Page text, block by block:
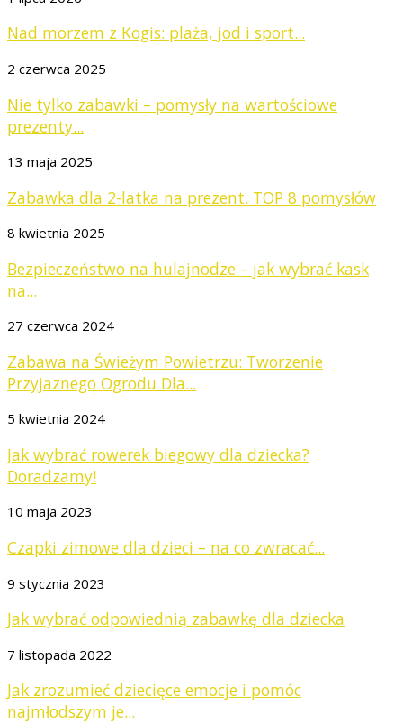
Nad morzem z Kogis: plaża, jod i sport...
2 czerwca 2025
Nie tylko zabawki – pomysły na wartościowe
prezenty...
13 maja 2025
Zabawka dla 2-latka na prezent. TOP 8 pomysłów
8 kwietnia 2025
Bezpieczeństwo na hulajnodze – jak wybrać kask
na...
27 czerwca 2024
Zabawa na Świeżym Powietrzu: Tworzenie
Przyjaznego Ogrodu Dla...
5 kwietnia 2024
Jak wybrać rowerek biegowy dla dziecka?
Doradzamy!
10 maja 2023
Czapki zimowe dla dzieci – na co zwracać...
9 stycznia 2023
Jak wybrać odpowiednią zabawkę dla dziecka
7 listopada 2022
Jak zrozumieć dziecięce emocje i pomóc
najmłodszym je...